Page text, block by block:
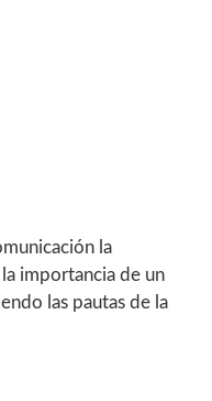
la
importancia de un
las pautas de la